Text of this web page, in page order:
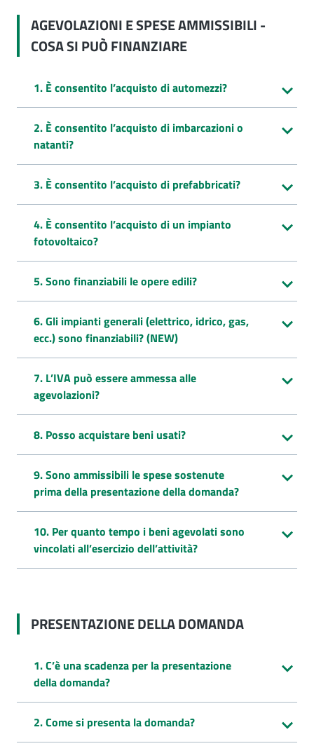
AGEVOLAZIONI E SPESE AMMISSIBILI -
COSA SI PUÒ FINANZIARE
1. È consentito l’acquisto di automezzi?
2. È consentito l’acquisto di imbarcazioni o
natanti?
3. È consentito l’acquisto di prefabbricati?
4. È consentito l’acquisto di un impianto
fotovoltaico?
5. Sono finanziabili le opere edili?
6. Gli impianti generali (elettrico, idrico, gas,
ecc.) sono finanziabili? (NEW)
7. L’IVA può essere ammessa alle
agevolazioni?
8. Posso acquistare beni usati?
9. Sono ammissibili le spese sostenute
prima della presentazione della domanda?
10. Per quanto tempo i beni agevolati sono
vincolati all’esercizio dell’attività?
PRESENTAZIONE DELLA DOMANDA
1. C’è una scadenza per la presentazione
della domanda?
2. Come si presenta la domanda?